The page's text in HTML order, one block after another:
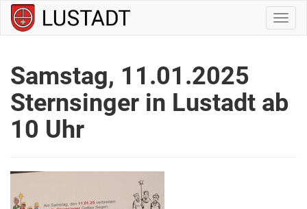
ein-/
Samstag, 11.01.2025
Sternsinger in Lustadt ab
10 Uhr